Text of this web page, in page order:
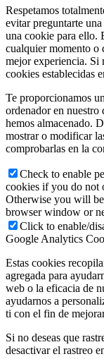
Respetamos
evitar preguntarte
una cookie para ello.
cualquier momento o
mejor experiencia. Si
cookies establecidas
Te proporcionamos
ordenador en
hemos almacenado.
mostrar o modificar
comprobarlas en la
Check to enable
cookies if you do not
Otherwise you will
browser window or
Click to enable/
Google Analytics
Estas cookies
agregada para
web o la eficacia de
ayudarnos a
ti con el fin de
Si no deseas que
desactivar el rastreo